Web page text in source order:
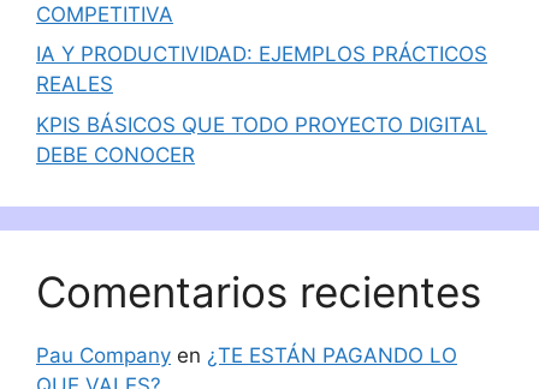
COMPETITIVA
IA Y PRODUCTIVIDAD: EJEMPLOS PRÁCTICOS
REALES
KPIS BÁSICOS QUE TODO PROYECTO DIGITAL
DEBE CONOCER
Comentarios recientes
Pau Company en ¿TE ESTÁN PAGANDO LO